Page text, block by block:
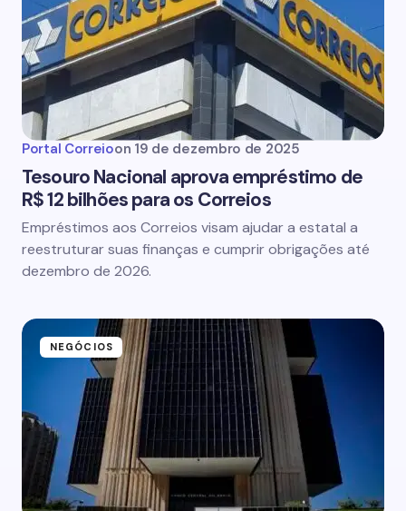
Portal Correioon 19 de dezembro de 2025
Tesouro Nacional aprova empréstimo de
R$ 12 bilhões para os Correios
Empréstimos aos Correios visam ajudar a estatal a
reestruturar suas finanças e cumprir obrigações até
dezembro de 2026.
NEGÓCIOS